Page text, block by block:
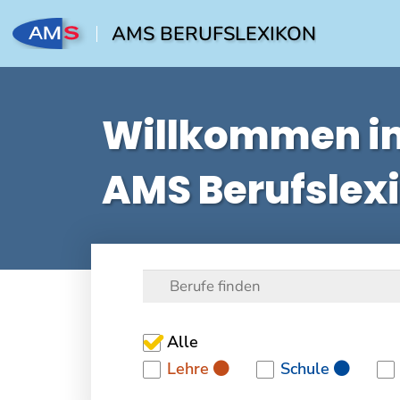
AMS BERUFSLEXIKON
Willkommen
AMS
Alle
Lehre
Schule